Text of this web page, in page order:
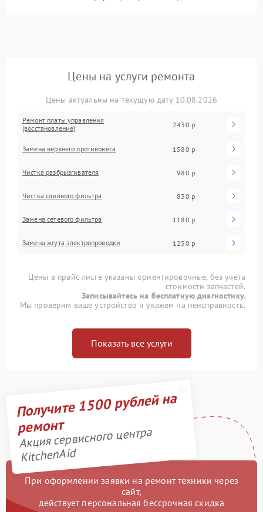
Цены на услуги ремонта
Цены актуальны на текущую дату 10.08.2026
Ремонт платы управления
(восстановление)
2430 р
Замена верхнего противовеса 1580 р
Чистка разбрызгивателя 980 р
Чистка сливного фильтра 830 р
Замена сетевого фильтра 1180 р
Замена жгута электропроводки 1230 р
Цены в прайс-листе указаны ориентировочные, без учета
стоимости запчастей.
Записывайтесь на бесплатную диагностику.
Мы проверим ваше устройство и укажем на неисправность.
Показать все услуги
Получите 1500 рублей на
ремонт
Акция сервисного центра
KitchenAid
При оформлении заявки на ремонт техники через
сайт,
действует персональная бессрочная скидка